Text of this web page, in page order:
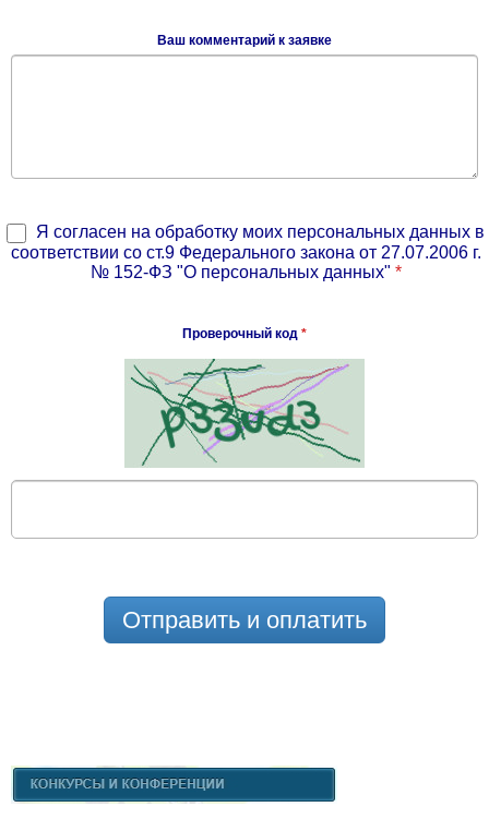
Ваш комментарий к заявке
Я согласен на обработку моих персональных данных в
соответствии со ст.9 Федерального закона от 27.07.2006 г.
№ 152-ФЗ "О персональных данных" *
Проверочный код *
Отправить и оплатить